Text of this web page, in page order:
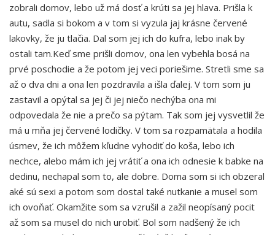
zobrali domov, lebo už má dosť a krúti sa jej hlava. Prišla k
autu, sadla si bokom a v tom si vyzula jaj krásne červené
lakovky, že ju tlačia. Dal som jej ich do kufra, lebo inak by
ostali tam.Keď sme prišli domov, ona len vybehla bosá na
prvé poschodie a že potom jej veci poriešime. Stretli sme sa
až o dva dni a ona len pozdravila a išla ďalej. V tom som ju
zastavil a opýtal sa jej či jej niečo nechýba ona mi
odpovedala že nie a prečo sa pýtam. Tak som jej vysvetlil že
má u mňa jej červené lodičky. V tom sa rozpamätala a hodila
úsmev, že ich môžem kľudne vyhodiť do koša, lebo ich
nechce, alebo mám ich jej vrátiť a ona ich odnesie k babke na
dedinu, nechapal som to, ale dobre. Doma som si ich obzeral
aké sú sexi a potom som dostal také nutkanie a musel som
ich ovoňať. Okamžite som sa vzrušil a zažil neopísaný pocit
až som sa musel do nich urobiť. Bol som nadšený že ich